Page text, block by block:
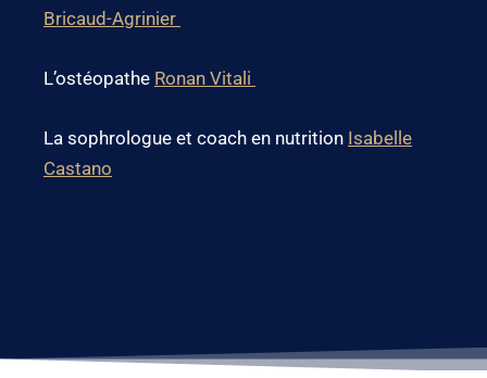
Bricaud-Agrinier
L’ostéopathe Ronan Vitali
La sophrologue et coach en nutrition Isabelle
Castano